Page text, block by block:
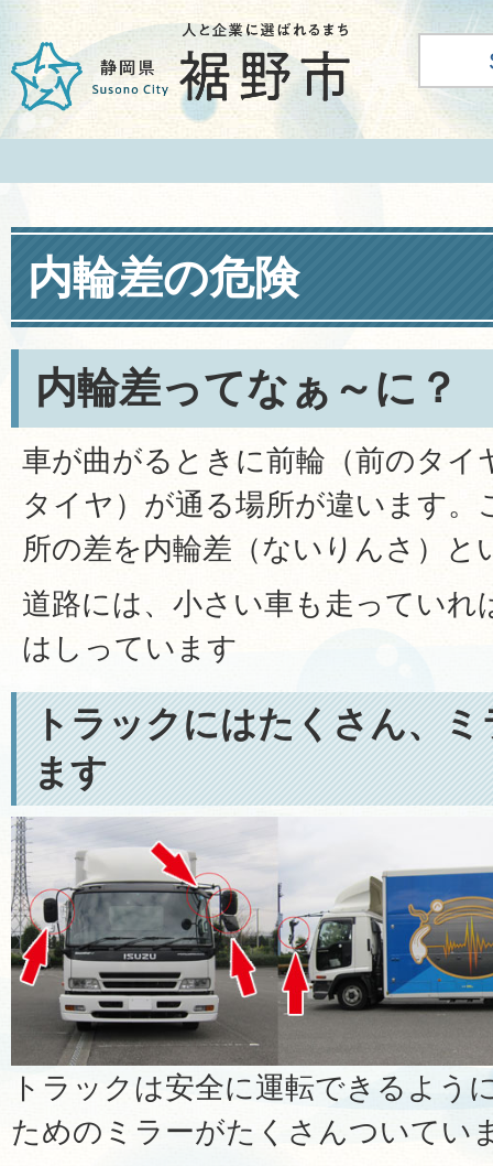
内輪差の危険
内輪差ってなぁ～に？
車が曲がるときに前輪（前のタイ
タイヤ）が通る場所が違います。
所の差を内輪差（ないりんさ）と
道路には、小さい車も走っていれ
はしっています
トラックにはたくさん、
ます
トラックは安全に運転できるよう
ためのミラーがたくさんついてい